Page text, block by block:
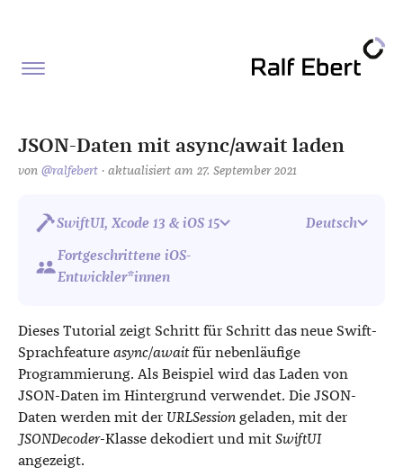
JSON-Daten mit async/await laden
von @ralfebert · aktualisiert am 27. September 2021
SwiftUI, Xcode 13 & iOS 15
Fortgeschrittene iOS-
Entwickler*innen
Deutsch
Dieses Tutorial zeigt Schritt für Schritt das neue Swift-
Sprachfeature async/awaitfür nebenläufige
Programmierung. Als Beispiel wird das Laden von
JSON-Daten im Hintergrund verwendet. Die JSON-
Daten werden mit der URLSession geladen, mit der
JSONDecoder-Klasse dekodiert und mit SwiftUI
angezeigt.